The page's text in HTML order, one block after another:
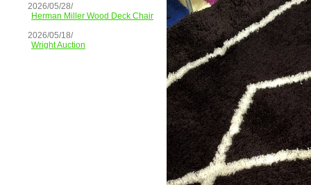
2026/05/28/
Herman Miller Wood Deck Chair
2026/05/18/
Wright Auction